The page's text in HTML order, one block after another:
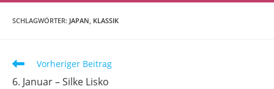
SCHLAGWÖRTER: JAPAN, KLASSIK
Vorheriger Beitrag
6. Januar – Silke Lisko